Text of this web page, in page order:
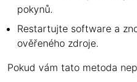
pokynů.
Restartujte software a
ověřeného zdroje.
Pokud vám tato metoda